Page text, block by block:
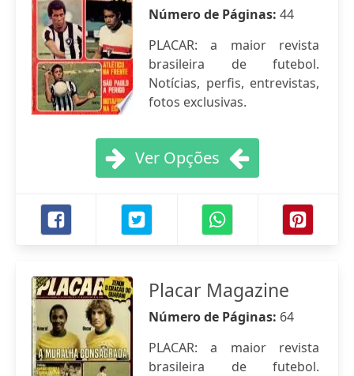
Número de Páginas: 44
PLACAR: a maior revista
brasileira de futebol.
Notícias, perfis, entrevistas,
fotos exclusivas.
Ver Opções
Placar Magazine
Número de Páginas: 64
PLACAR: a maior revista
brasileira de futebol.